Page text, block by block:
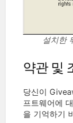
설치한
약관 및
당신이
프트웨어에
을 기억하기